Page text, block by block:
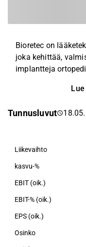
Bioretec on
joka kehittää,
implantteja
tarpeisiin ja
tuotevalikoimaan
vuonna 2023
biohajoavasta
erityisesti
Yhdysvallat.
Tunnusluvut 18.05.
Liikevaihto
kasvu-%
EBIT (oik.)
EBIT-% (oik.)
EPS (oik.)
Osinko